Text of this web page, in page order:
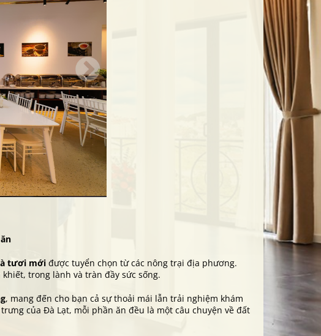
tươi mới được tuyển chọn từ các nông trại địa phương.
trong lành và tràn đầy sức sống.
, mang đến cho bạn cả sự thoải mái lẫn trải nghiệm khám
của Đà Lạt, mỗi phần ăn đều là một câu chuyện về đất